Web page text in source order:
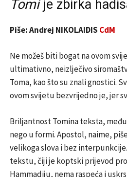
Tomije zbirka
Piše: Andrej NIKOLAIDIS CdM
Ne možeš biti bogat na ovom
ultimativno, neizlječivo
Toma, kao što su znali gnostici.
ovom svijetu bezvrijedno je, jer
Briljantnost Tomina teksta,
nego u formi. Apostol, naime,
velikoga slova i bez
tekstu, čiji je koptski prijevod
Hammadiju, nema raspeća i